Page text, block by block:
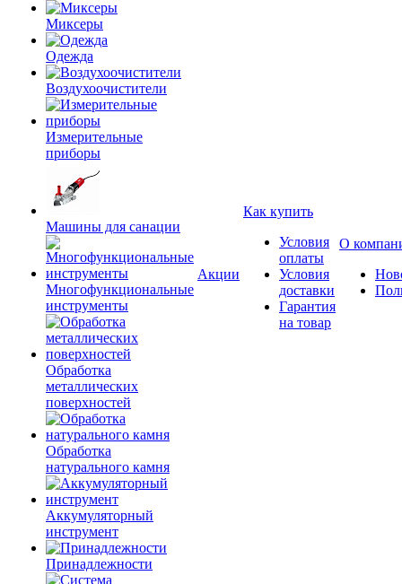
Миксеры
Одежда
Воздухоочистители
Измерительные
приборы
Машины для санации
Многофункциональные
инструменты
Обработка
металлических
поверхностей
Обработка
натурального камня
Аккумуляторный
инструмент
Принадлежности
Акции
Как купить
Условия
оплаты
Условия
доставки
Гарантия
на товар
О